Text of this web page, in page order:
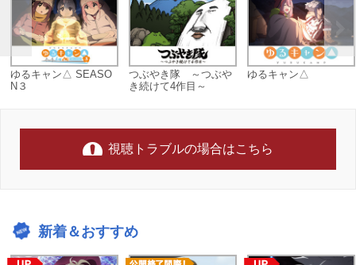
ゆるキャン△ SEASO
N３
つぶやき隊 ～つぶや
き続けて4作目～
ゆるキャン△
視聴トラブルの場合はこちら
新着＆おすすめ